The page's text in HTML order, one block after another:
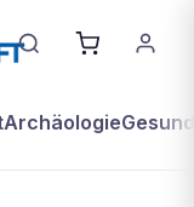
Archäologie